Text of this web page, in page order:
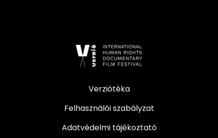
Verziótéka
Felhasználói szabályzat
Adatvédelmi tájékoztató